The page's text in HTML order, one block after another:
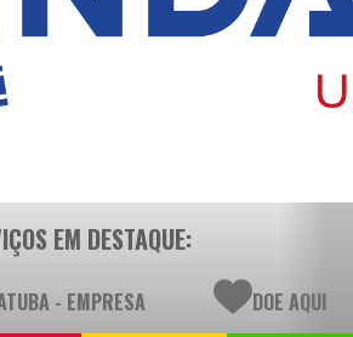
EM DESTAQUE:
- EMPRESA DOE AQUI